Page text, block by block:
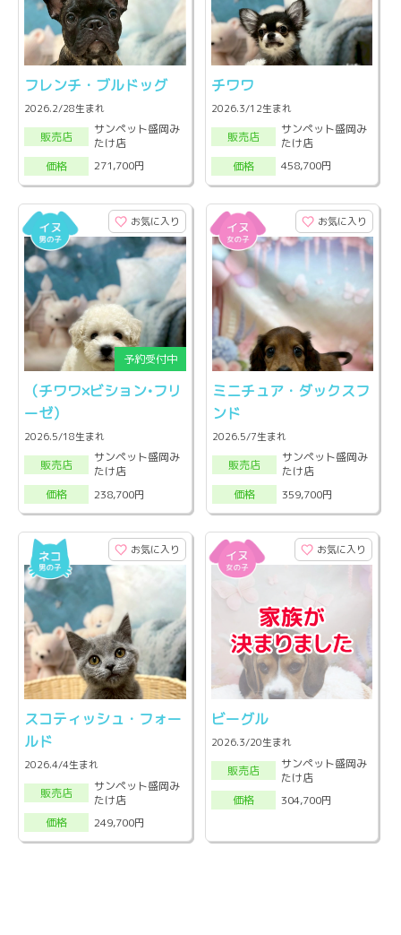
フレンチ・ブルドッグ
2026.2/28生まれ
販売店
サンペット盛岡み
たけ店
価格
271,700円
チワワ
2026.3/12生まれ
販売店
サンペット盛岡み
たけ店
価格
458,700円
お気に入り
（チワワ×ビション•フリ
ーゼ）
2026.5/18生まれ
販売店
サンペット盛岡み
たけ店
価格
238,700円
お気に入り
ミニチュア・ダックスフ
ンド
2026.5/7生まれ
販売店
サンペット盛岡み
たけ店
価格
359,700円
お気に入り
スコティッシュ・フォー
ルド
2026.4/4生まれ
販売店
サンペット盛岡み
たけ店
価格
249,700円
お気に入り
ビーグル
2026.3/20生まれ
販売店
サンペット盛岡み
たけ店
価格
304,700円